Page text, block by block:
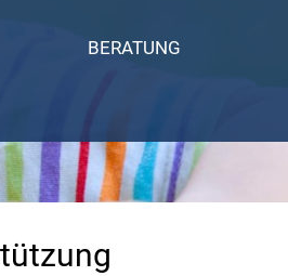
BERATUNG